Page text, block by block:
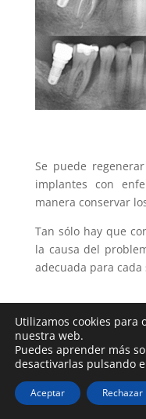
Se puede
implantes con
manera conservar
Tan sólo hay que
la causa del
adecuada para cada
Utilizamos cookies para
nuestra web.
Puedes aprender más
desactivarlas pulsando
Aceptar Rechazar